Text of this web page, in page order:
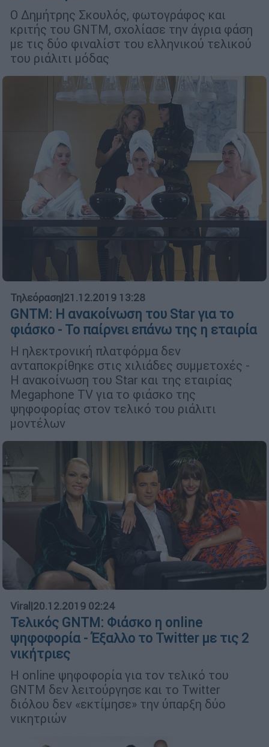
Ο Δημήτρης Σκουλός, φωτογράφος και
κριτής του GNTM, σχολίασε την άγρια φάση
με τις δύο φιναλίστ του ελληνικού τελικού
του ριάλιτι μόδας
Τηλεόραση|21.12.2019 13:28
GNTM: Η ανακοίνωση του Star για το
φιάσκο - Το παίρνει επάνω της η εταιρία
Η ηλεκτρονική πλατφόρμα δεν
ανταποκρίθηκε στις χιλιάδες συμμετοχές -
Η ανακοίνωση του Star και της εταιρίας
Megaphone TV για το φιάσκο της
ψηφοφορίας στον τελικό του ριάλιτι
μοντέλων
Viral |20.12.2019 02:24
Τελικός GNTM: Φιάσκο η online
ψηφοφορία - Έξαλλο τo Twitter με τις 2
νικήτριες
H online ψηφοφορία για τον τελικό του
GNTM δεν λειτούργησε και το Twitter
διόλου δεν «εκτίμησε» την ύπαρξη δύο
νικητριών